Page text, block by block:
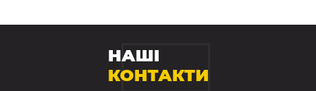
НАШІ
КОНТАКТИ